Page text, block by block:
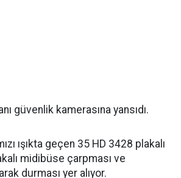
güvenlik kamerasına yansıdı.
ışıkta geçen 35 HD 3428 plakalı
midibüse çarpması ve
durması yer alıyor.